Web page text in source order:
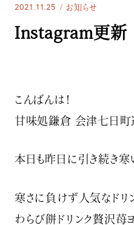
2021.11.25 お知らせ
Instagram更新
こんばんは！
甘味処鎌倉 会津七日町
本日も昨日に引き続き
寒さに負けず人気なドリ
わらび餅ドリンク贅沢苺